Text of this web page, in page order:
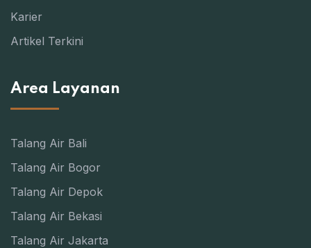
Karier
Artikel Terkini
Area Layanan
Talang Air Bali
Talang Air Bogor
Talang Air Depok
Talang Air Bekasi
Talang Air Jakarta